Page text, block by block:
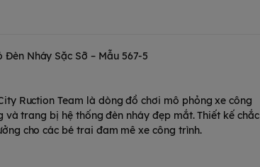
Đèn Nháy Sặc Sỡ – Mẫu 567-5
Ruction Team là dòng đồ chơi mô phỏng xe công
và trang bị hệ thống đèn nháy đẹp mắt. Thiết kế chắc
cho các bé trai đam mê xe công trình.